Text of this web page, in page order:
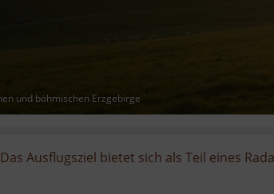
und böhmischen Erzgebirge
Das Ausflugsziel bietet sich als Teil eines